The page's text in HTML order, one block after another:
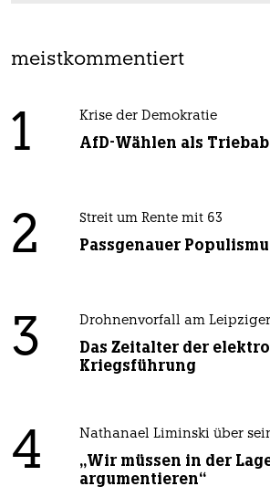
meistkommentiert
1 Krise der Demokratie
AfD-Wählen als
2 Streit um Rente mit 63
Passgenauer
3 Drohnenvorfall am
Das Zeitalter der
Kriegsführung
4 Nathanael Liminski über
„Wir müssen in der
argumentieren“